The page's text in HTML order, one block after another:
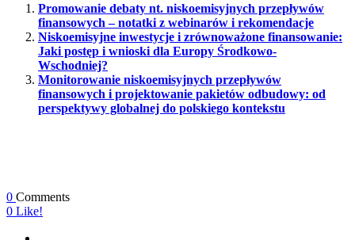
Promowanie debaty nt. niskoemisyjnych przepływów
finansowych – notatki z webinarów i rekomendacje
Niskoemisyjne inwestycje i zrównoważone finansowanie:
Jaki postęp i wnioski dla Europy Środkowo-
Wschodniej?
Monitorowanie niskoemisyjnych przepływów
finansowych i projektowanie pakietów odbudowy: od
perspektywy globalnej do polskiego kontekstu
0 Comments
0 Like!